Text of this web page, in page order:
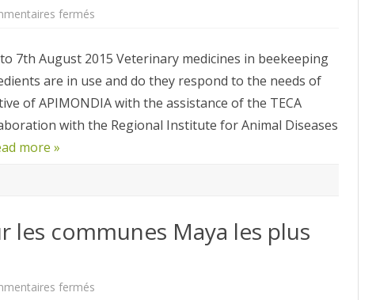
fermés
–
Produits
vétérinaires
dans
le
monde
/
Veterinary
7th August 2015 Veterinary medicines in beekeeping
are in use and do they respond to the needs of
of APIMONDIA with the assistance of the TECA
with the Regional Institute for Animal Diseases
more »
les communes Maya les plus
fermés